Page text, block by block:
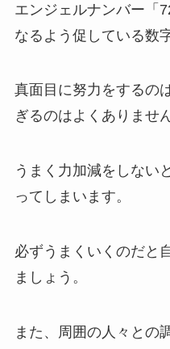
エンジェルナンバー「
なるよう促している数
真面目に努力をするの
ぎるのはよくありません
うまく力加減をしない
ってしまいます。
必ずうまくいくのだと
ましょう。
また、周囲の人々との